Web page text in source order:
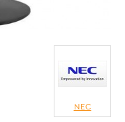
NEC